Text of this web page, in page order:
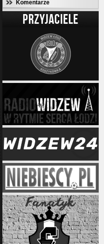
Komentarze
PRZYJACIELE